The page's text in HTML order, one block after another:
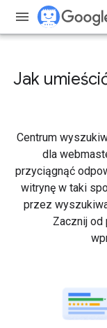
Jak
Centrum
dla
przyciągnąć
witrynę w taki
przez
Zacznij